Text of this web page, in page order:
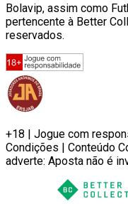
Bolavip, assim como
pertencente à Better
reservados.
+18 | Jogue com
Condições | Conteúdo
adverte: Aposta não é